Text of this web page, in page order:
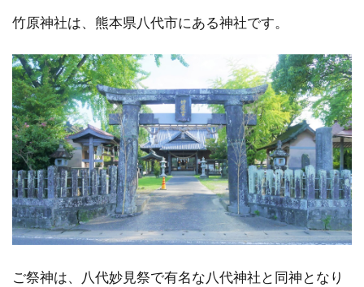
竹原神社は、熊本県八代市にある神社です。
ご祭神は、八代妙見祭で有名な八代神社と同神となり